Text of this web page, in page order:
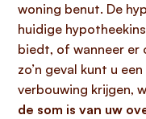
woning benut. De
huidige
biedt, of wanneer er
zo’n geval kunt u
verbouwing krijgen,
de som is van uw